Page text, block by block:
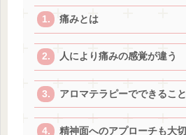
痛みとは
人により痛みの感覚が違う
アロマテラピーでできること
精神面へのアプローチも大切